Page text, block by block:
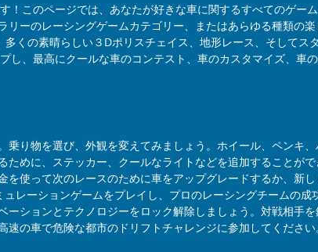
このページでは、あなたが好きな車に関するすべてのゲー
ーのレーシングゲームカテゴリー、またはあらゆる種類の
くの素晴らしい３Dポリスチェイス、地形レース、そしてス
、最高にクールな車のコンテスト、車のカスタマイズ、車
り物を選び、外観を変えてみましょう。ホイール、ペンキ
めに、ステッカー、クールなライトなどを追加することが
使って次のレースのために車をアップグレードするか、新
レーションゲームをプレイし、プロのレーシングチームの成
ションとテクノロジーをロック解除しましょう。対戦相手
の車で危険な都市のドリフトチャレンジに参加してくださ